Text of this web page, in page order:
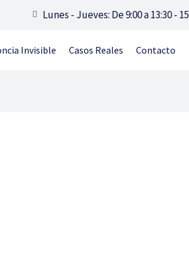
Lunes - Jueves: De 9:00 a 13:30 -
Invisible Casos Reales Contacto